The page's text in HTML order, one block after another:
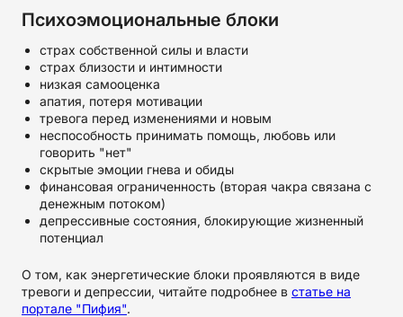
Психоэмоциональные блоки
страх собственной силы и власти
страх близости и интимности
низкая самооценка
апатия, потеря мотивации
тревога перед изменениями и новым
неспособность принимать помощь, любовь или
говорить "нет"
скрытые эмоции гнева и обиды
финансовая ограниченность (вторая чакра связана с
денежным потоком)
депрессивные состояния, блокирующие жизненный
потенциал
О том, как энергетические блоки проявляются в виде
тревоги и депрессии, читайте подробнее в статье на
портале "Пифия".